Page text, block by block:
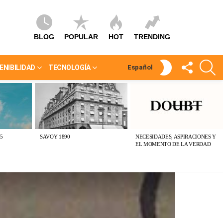
BLOG POPULAR HOT TRENDING
TECNOLOGÍA Español
SKIN
SÍGUEME
SAVOY 1890
NECESIDADES, ASPIRACIONES Y
EL MOMENTO DE LA VERDAD